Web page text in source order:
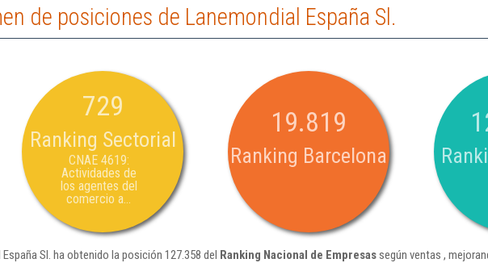
de posiciones de Lanemondial España Sl.
729
Ranking Sectorial
CNAE 4619:
Actividades de
los agentes del
comercio a...
19.819
Ranking Barcelona
Sl. ha obtenido la posición 127.358 del Ranking Nacional de Empresassegún ventas ,